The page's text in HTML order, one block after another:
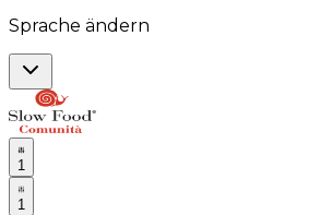
Sprache ändern
1
1